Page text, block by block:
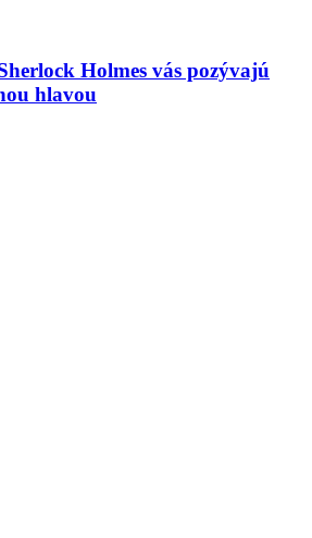
Holmes vás pozývajú
hlavou